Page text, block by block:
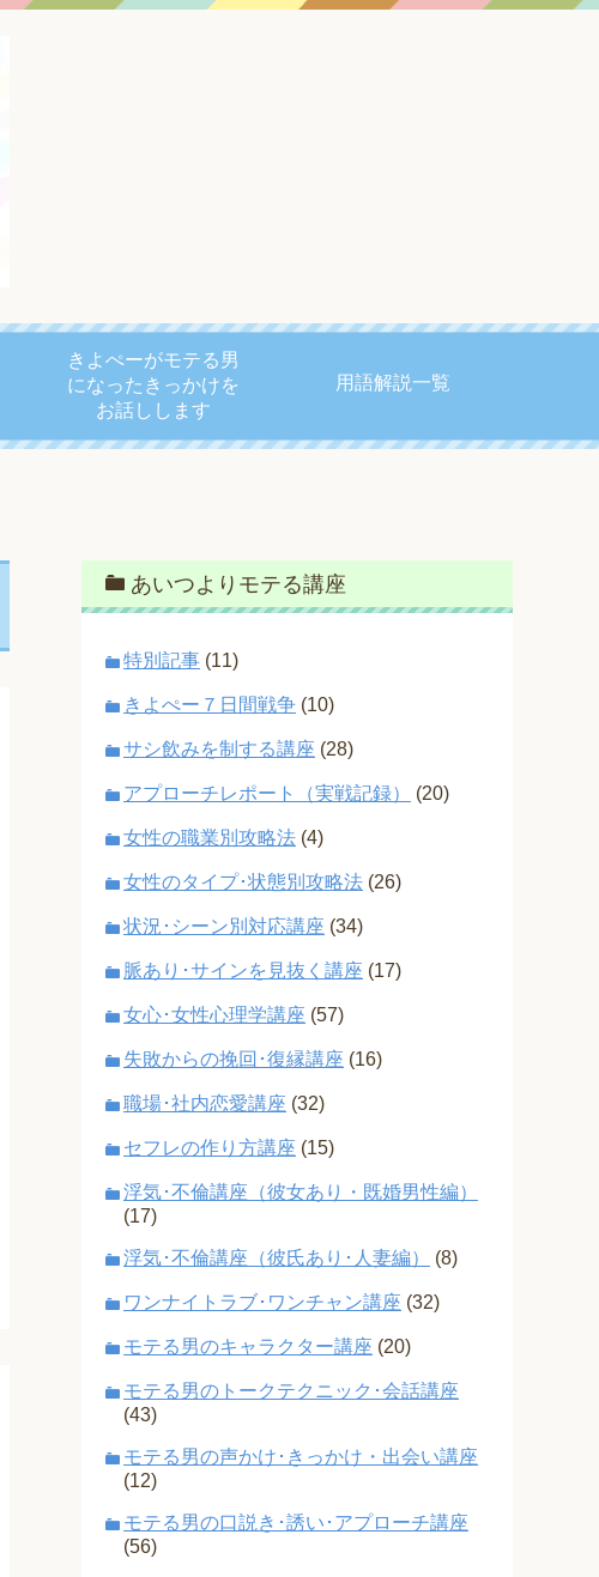
きよぺーがモテる男
になったきっかけを
お話しします
用語解説一覧
あいつよりモテる講座
特別記事 (11)
きよぺー７日間戦争 (10)
サシ飲みを制する講座 (28)
アプローチレポート（実戦記録） (20)
女性の職業別攻略法 (4)
女性のタイプ･状態別攻略法 (26)
状況･シーン別対応講座 (34)
脈あり･サインを見抜く講座 (17)
女心･女性心理学講座 (57)
失敗からの挽回･復縁講座 (16)
職場･社内恋愛講座 (32)
セフレの作り方講座 (15)
浮気･不倫講座（彼女あり・既婚男性編）
(17)
浮気･不倫講座（彼氏あり･人妻編） (8)
ワンナイトラブ･ワンチャン講座 (32)
モテる男のキャラクター講座 (20)
モテる男のトークテクニック･会話講座
(43)
モテる男の声かけ･きっかけ・出会い講座
(12)
モテる男の口説き･誘い･アプローチ講座
(56)